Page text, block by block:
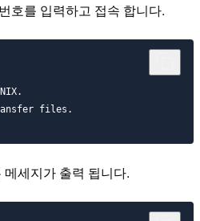
호를 입력하고 접속 합니다.
세지가 출력 됩니다.